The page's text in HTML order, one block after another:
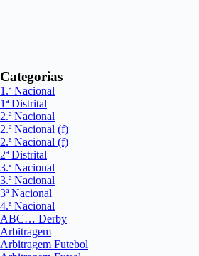
Categorias
1.ª Nacional
1ª Distrital
2.ª Nacional
2.ª Nacional (f)
2.ª Nacional (f)
2ª Distrital
3.ª Nacional
3.ª Nacional
3ª Nacional
4.ª Nacional
ABC… Derby
Arbitragem
Arbitragem Futebol